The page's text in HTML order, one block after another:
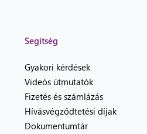
Segítség
Gyakori kérdések
Videós útmutatók
Fizetés és számlázás
Hívásvégződtetési díjak
Dokumentumtár